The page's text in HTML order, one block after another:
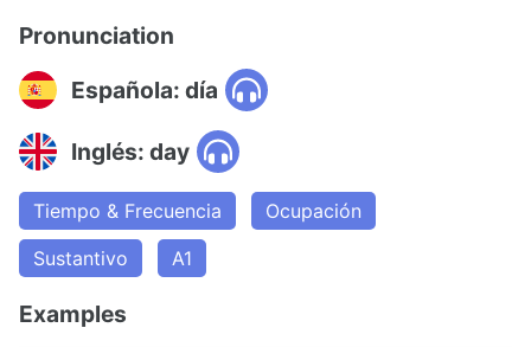
Pronunciation
Española: día
Inglés: day
Tiempo & Frecuencia
Ocupación
Sustantivo
A1
Examples